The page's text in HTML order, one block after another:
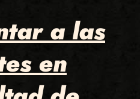
a las
en